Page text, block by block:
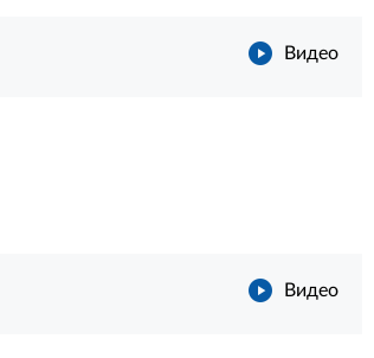
Видео
Видео